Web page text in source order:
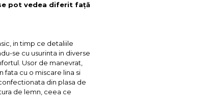
pot vedea diferit față
in timp ce detaliile
se cu usurinta in diverse
Usor de manevrat,
fata cu o miscare lina si
din plasa de
de lemn, ceea ce